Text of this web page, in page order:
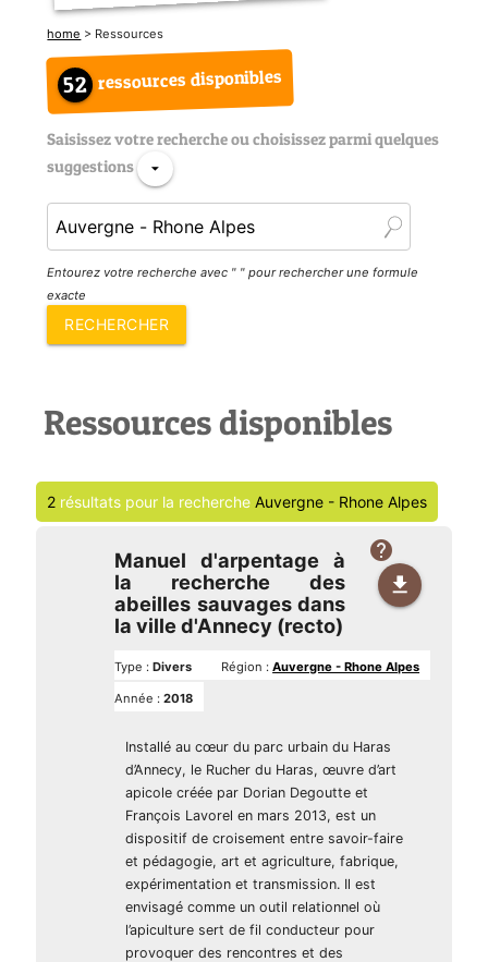
home > Ressources
52ressources disponibles
Saisissez votre recherche ou choisissez parmi quelques
suggestions
arrow_drop_down
Entourez votre recherche avec " " pour rechercher une formule
exacte
Ressources disponibles
2résultats pour la recherche Auvergne - Rhone Alpes
Manuel d'arpentage à
la recherche des
abeilles sauvages dans
la ville d'Annecy (recto)
help
file_download
Type :Divers Région :Auvergne - Rhone Alpes
Année :2018
Installé au cœur du parc urbain du Haras
d’Annecy, le Rucher du Haras, œuvre d’art
apicole créée par Dorian Degoutte et
François Lavorel en mars 2013, est un
dispositif de croisement entre savoir-faire
et pédagogie, art et agriculture, fabrique,
expérimentation et transmission. Il est
envisagé comme un outil relationnel où
l’apiculture sert de fil conducteur pour
provoquer des rencontres et des